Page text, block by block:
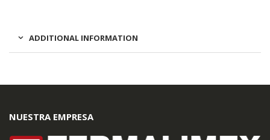
ADDITIONAL INFORMATION
NUESTRA EMPRESA